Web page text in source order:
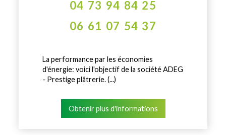
04 73 94 84 25
06 61 07 54 37
La performance par les économies
d'énergie: voici l'objectif de la société ADEG
- Prestige plâtrerie. (...)
Obtenir plus d'informations